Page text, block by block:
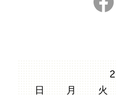
日 月 火